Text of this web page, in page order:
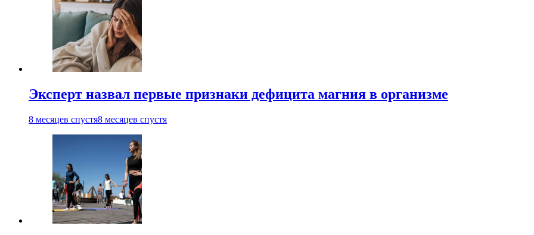
Эксперт назвал первые признаки дефицита магния в организме
8 месяцев спустя8 месяцев спустя